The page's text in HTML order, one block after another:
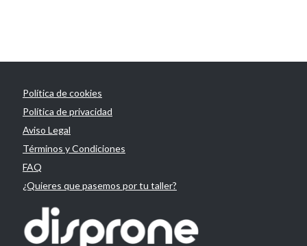
Política de cookies
Política de privacidad
Aviso Legal
Términos y Condiciones
FAQ
¿Quieres que pasemos por tu taller?